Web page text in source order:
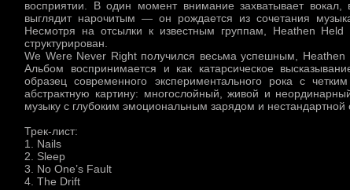
восприятии. В один момент внимание захватывает
выглядит нарочитым — он рождается из сочетания
Несмотря на отсылки к известным группам, Heathen
структурирован.
We Were Never Right получился весьма успешным, Heathen
Альбом воспринимается и как катарсическое
образец современного экспериментального рока с
абстрактную картину: многослойный, живой и
музыку с глубоким эмоциональным зарядом и нестандартной
Трек-лист:
1. Nails
2. Sleep
3. No One’s Fault
4. The Drift